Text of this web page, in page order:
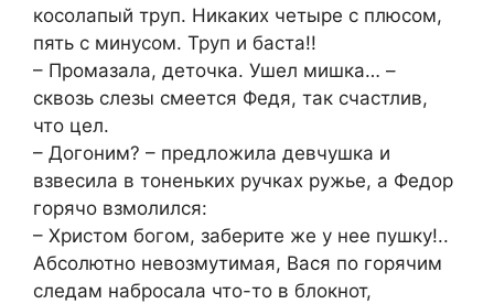
косолапый труп. Никаких четыре с плюсом,
пять с минусом. Труп и баста!!
– Промазала, деточка. Ушел мишка… –
сквозь слезы смеется Федя, так счастлив,
что цел.
– Догоним? – предложила девчушка и
взвесила в тоненьких ручках ружье, а Федор
горячо взмолился:
– Христом богом, заберите же у нее пушку!..
Абсолютно невозмутимая, Вася по горячим
следам набросала что-то в блокнот,